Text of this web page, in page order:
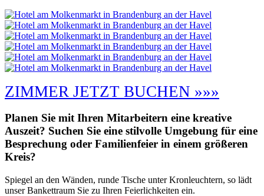
ZIMMER JETZT BUCHEN »»»
Planen Sie mit Ihren Mitarbeitern eine kreative
Auszeit? Suchen Sie eine stilvolle Umgebung für eine
Besprechung oder Familienfeier in einem größeren
Kreis?
Spiegel an den Wänden, runde Tische unter Kronleuchtern, so lädt
unser Bankettraum Sie zu Ihren Feierlichkeiten ein.